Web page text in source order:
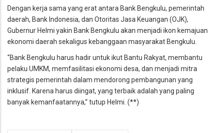
Dengan kerja sama yang erat antara Bank Bengkulu, pemerintah
daerah, Bank Indonesia, dan Otoritas Jasa Keuangan (OJK),
Gubernur Helmi yakin Bank Bengkulu akan menjadi ikon kemajuan
ekonomi daerah sekaligus kebanggaan masyarakat Bengkulu.
“Bank Bengkulu harus hadir untuk ikut Bantu Rakyat, membantu
pelaku UMKM, memfasilitasi ekonomi desa, dan menjadi mitra
strategis pemerintah dalam mendorong pembangunan yang
inklusif. Karena harus diingat, yang terbaik adalah yang paling
banyak kemanfaatannya,” tutup Helmi. (**)